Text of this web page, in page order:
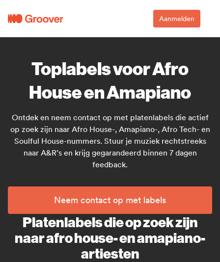
Aanmelden
Toplabels voor Afro
House en Amapiano
Ontdek en neem contact op met platenlabels die actief
op zoek zijn naar Afro House-, Amapiano-, Afro Tech- en
Soulful House-nummers. Stuur je muziek rechtstreeks
naar A&R’s en krijg gegarandeerd binnen 7 dagen
feedback.
Neem contact op met labels
Platenlabels die op zoek zijn
naar afro house- en amapiano-
artiesten